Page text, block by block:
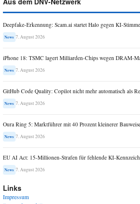
Deepfake-Erkennung: Scam.ai startet Halo gegen KI-
News 7. August 2026
iPhone 18: TSMC lagert Milliarden-Chips wegen DRAM-
News 7. August 2026
GitHub Code Quality: Copilot nicht mehr automatisch als
News 7. August 2026
Oura Ring 5: Marktführer mit 40 Prozent kleinerer
News 7. August 2026
EU AI Act: 15-Millionen-Strafen für fehlende KI-
News 7. August 2026
Links
Impressum